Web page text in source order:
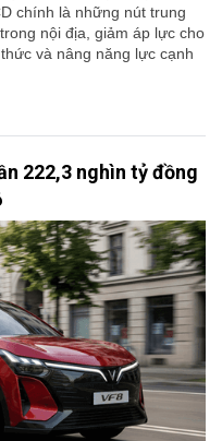
chính là những nút trung
nội địa, giảm áp lực cho
và nâng năng lực cạnh
222,3 nghìn tỷ đồng